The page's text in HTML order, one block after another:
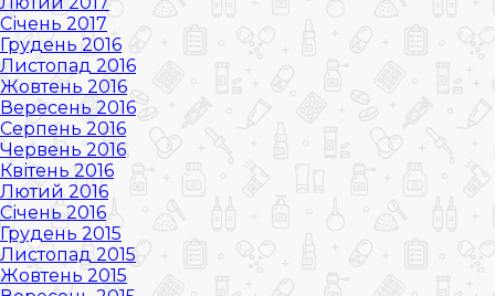
Січень 2017
Грудень 2016
Листопад 2016
Жовтень 2016
Вересень 2016
Серпень 2016
Червень 2016
Квітень 2016
Лютий 2016
Січень 2016
Грудень 2015
Листопад 2015
Жовтень 2015